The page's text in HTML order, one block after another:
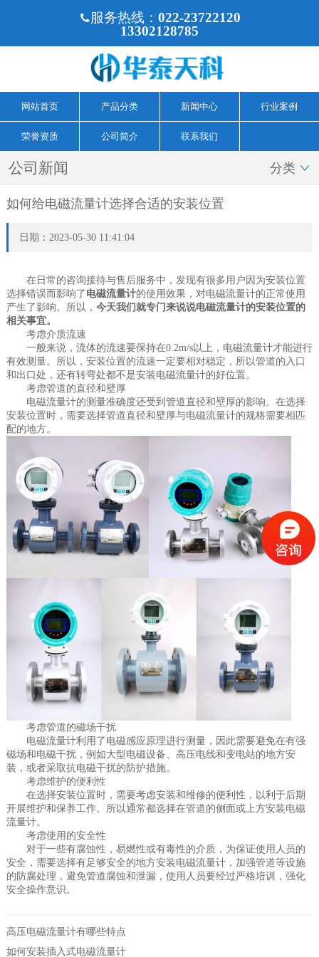
服务热线： 022-23722120
13302128785
网站首页 产品分类 新闻中心 行业案例
荣誉资质 公司简介 联系我们
公司新闻 分类 
如何给电磁流量计选择合适的安装位置
日期：2023-05-30 11:41:04
在日常的咨询接待与售后服务中，发现有很多用户因为安装位置
选择错误而影响了电磁流量计的使用效果，对电磁流量计的正常使用
产生了影响。所以， 今天我们就专门来说说电磁流量计的安装位置的
相关事宜。
考虑介质流速
一般来说，流体的流速要保持在0.2m/s以上，电磁流量计才能进行
有效测量。所以，安装位置的流速一定要相对稳定，所以管道的入口
和出口处，还有转弯处都不是安装电磁流量计的好位置。
考虑管道的直径和壁厚
电磁流量计的测量准确度还受到管道直径和壁厚的影响。在选择
安装位置时，需要选择管道直径和壁厚与电磁流量计的规格需要相匹
配的地方。
考虑管道的磁场干扰
电磁流量计利用了电磁感应原理进行测量，因此需要避免在有强
磁场和电磁干扰，例如大型电磁设备、高压电线和变电站的地方安
装，或者采取抗电磁干扰的防护措施。
考虑维护的便利性
在选择安装位置时，需要考虑安装和维修的便利性，以利于后期
开展维护和保养工作。所以通常都选择在管道的侧面或上方安装电磁
流量计。
考虑使用的安全性
对于一些有腐蚀性，易燃性或有毒性的介质，为保证使用人员的
安全，需要选择有足够安全的地方安装电磁流量计，加强管道等设施
的防腐处理，避免管道腐蚀和泄漏，使用人员要经过严格培训，强化
安全操作意识。
高压电磁流量计有哪些特点
如何安装插入式电磁流量计